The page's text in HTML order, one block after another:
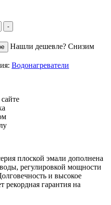
-
Нашли дешевле? Снизим
Водонагреватели
плоской эмали дополнена
регулировкой мощности
и высокое
рекордная гарантия на